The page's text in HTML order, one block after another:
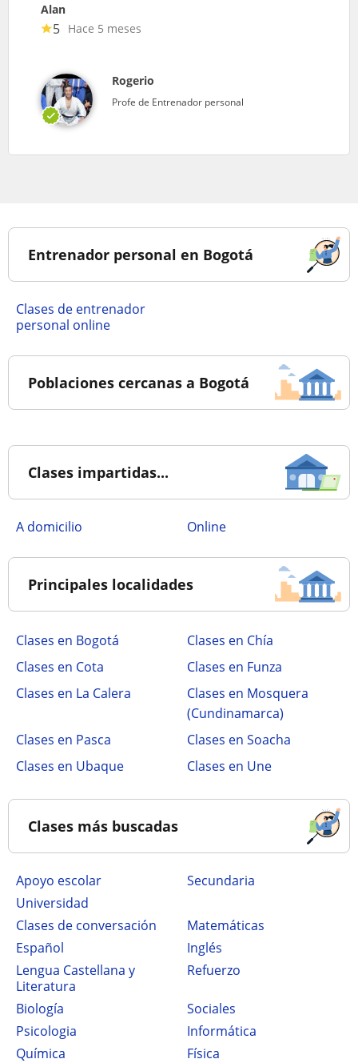
Alan
5 Hace 5 meses
Rogerio
Profe de Entrenador personal
Entrenador personal en Bogotá
Clases de entrenador
personal online
Poblaciones cercanas a Bogotá
Clases impartidas...
a domicilio online
Principales localidades
Clases en Bogotá
Clases en Chía
Clases en Cota
Clases en Funza
Clases en La Calera
Clases en Mosquera
(Cundinamarca)
Clases en Pasca
Clases en Soacha
Clases en Ubaque
Clases en Une
Clases más buscadas
Apoyo escolar
secundaria
Universidad
Clases de conversación
Matemáticas
Español
Inglés
Lengua Castellana y
Literatura
Refuerzo
Biología
Sociales
Psicologia
Informática
Química
Física